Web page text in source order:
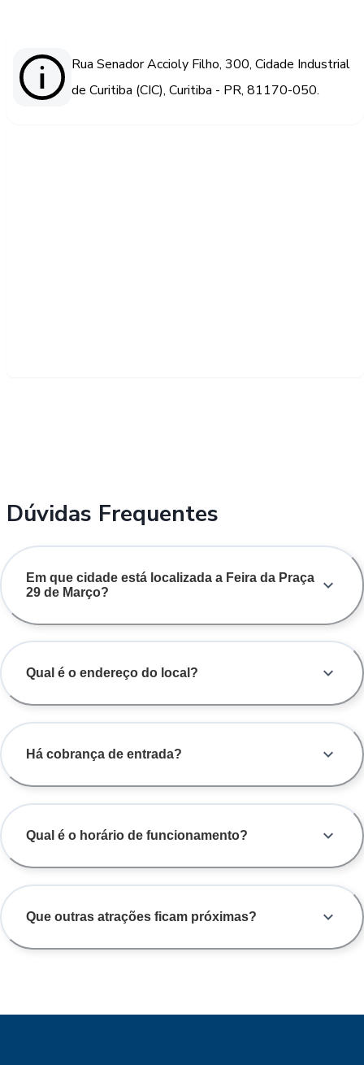
Rua Senador Accioly Filho, 300, Cidade Industrial
de Curitiba (CIC), Curitiba - PR, 81170-050.
Dúvidas Frequentes
Em que cidade está localizada a Feira da Praça
29 de Março?
Qual é o endereço do local?
Há cobrança de entrada?
Qual é o horário de funcionamento?
Que outras atrações ficam próximas?